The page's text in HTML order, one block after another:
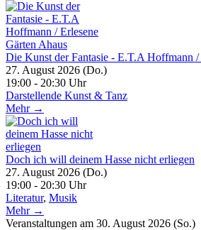
Die Kunst der Fantasie - E.T.A Hoffmann /
27. August 2026 (Do.)
19:00 - 20:30 Uhr
Darstellende Kunst & Tanz
Mehr →
Doch ich will deinem Hasse nicht erliegen
27. August 2026 (Do.)
19:00 - 20:30 Uhr
Literatur, Musik
Mehr →
Veranstaltungen am 30. August 2026 (So.)